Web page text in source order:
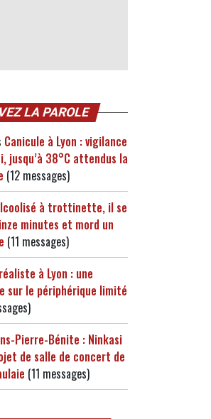
LA PAROLE
Canicule à Lyon : vigilance
jusqu’à 38°C attendus la
(12 messages)
à trottinette, il se
minutes et mord un
(11 messages)
à Lyon : une
le périphérique limité
Pierre-Bénite : Ninkasi
de salle de concert de
(11 messages)